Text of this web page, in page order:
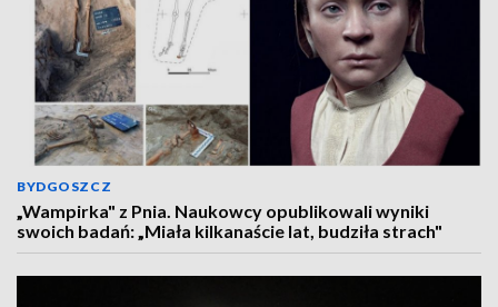
BYDGOSZCZ
„Wampirka" z Pnia. Naukowcy opublikowali wyniki
swoich badań: „Miała kilkanaście lat, budziła strach"